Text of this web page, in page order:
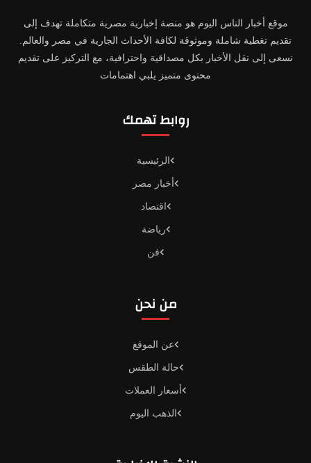
موقع أخبار الناس اليوم هو منصة إخبارية مصرية متكاملة تهدف إلى
تقديم تغطية شاملة وموثوقة لكافة الأحداث الجارية في مصر والعالم.
نسعى إلى نقل الأخبار بكل مصداقية واحترافية، مع التركيز على تقديم
محتوى متميز يلبي اهتمامات
روابط تهمك
الرئيسية
أخبار مصر
اقتصاد
رياضة
فن
من نحن
عن الموقع
حالة الطقس
أسعار العملات
الذهب اليوم